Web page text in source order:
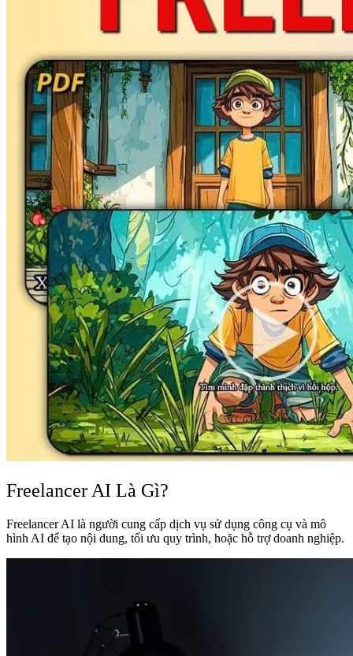
Freelancer AI Là Gì?
Freelancer AI là người cung cấp dịch vụ sử dụng công cụ và mô
hình AI để tạo nội dung, tối ưu quy trình, hoặc hỗ trợ doanh nghiệp.